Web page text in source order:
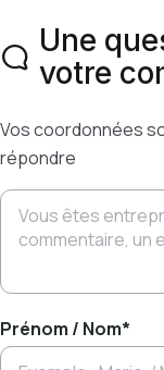
Une
votre
Vos coordonnées
répondre
Prénom / Nom*